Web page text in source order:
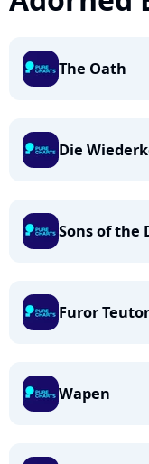
The Oath
Die
Sons of the
Furor
Wapen